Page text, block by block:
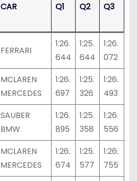
CAR Q1 Q2 Q3
FERRARI
1:26.
644
1:25.
644
1:26.
072
MCLAREN
MERCEDES
1:26.
697
1:25.
326
1:26.
493
SAUBER
BMW
1:26.
895
1:25.
358
1:26.
556
MCLAREN
MERCEDES
1:26.
674
1:25.
577
1:26.
755